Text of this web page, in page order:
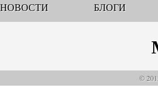
НОВОСТИ
БЛОГИ
©